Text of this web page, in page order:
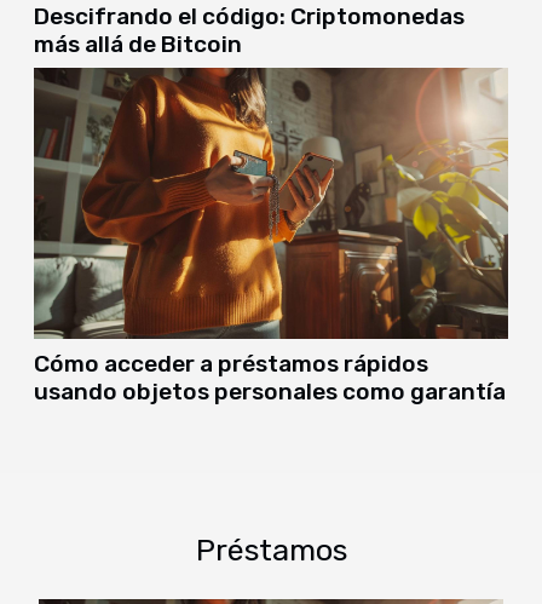
Descifrando el código: Criptomonedas
más allá de Bitcoin
Cómo acceder a préstamos rápidos
usando objetos personales como garantía
Préstamos